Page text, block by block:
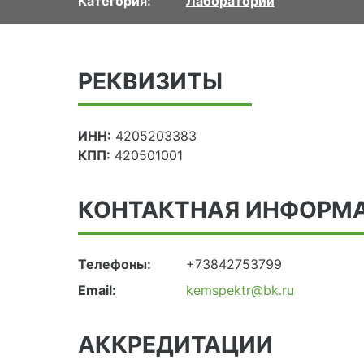
РЕКВИЗИТЫ
ИНН: 4205203383
КПП: 420501001
КОНТАКТНАЯ
Телефоны:
+73842753799
Email:
kemspektr@bk.ru
АККРЕДИТАЦИИ